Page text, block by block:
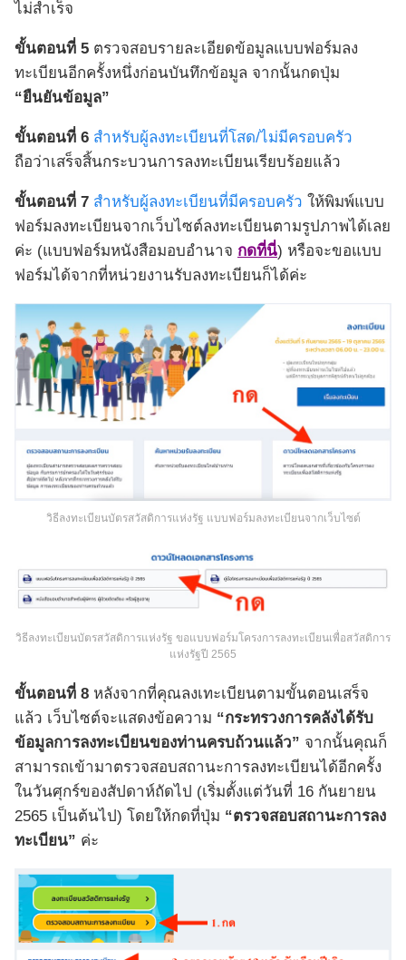
ไม่สำเร็จ
ขั้นตอนที่ 5 ตรวจสอบรายละเอียดข้อมูลแบบฟอร์มลง
ทะเบียนอีกครั้งหนึ่งก่อนบันทึกข้อมูล จากนั้นกดปุ่ม
“ยืนยันข้อมูล”
ขั้นตอนที่ 6 สำหรับผู้ลงทะเบียนที่โสด/ไม่มีครอบครัว
ถือว่าเสร็จสิ้นกระบวนการลงทะเบียนเรียบร้อยแล้ว
ขั้นตอนที่ 7 สำหรับผู้ลงทะเบียนที่มีครอบครัว ให้พิมพ์แบบ
ฟอร์มลงทะเบียนจากเว็บไซต์ลงทะเบียนตามรูปภาพได้เลย
ค่ะ (แบบฟอร์มหนังสือมอบอำนาจ กดที่นี่) หรือจะขอแบบ
ฟอร์มได้จากที่หน่วยงานรับลงทะเบียนก็ได้ค่ะ
วิธีลงทะเบียนบัตรสวัสดิการแห่งรัฐ แบบฟอร์มลงทะเบียนจากเว็บไซต์
วิธีลงทะเบียนบัตรสวัสดิการแห่งรัฐ ขอแบบฟอร์มโครงการลงทะเบียนเพื่อสวัสดิการ
แห่งรัฐปี 2565
ขั้นตอนที่ 8 หลังจากที่คุณลงเทะเบียนตามขั้นตอนเสร็จ
แล้ว เว็บไซต์จะแสดงข้อความ “กระทรวงการคลังได้รับ
ข้อมูลการลงทะเบียนของท่านครบถ้วนแล้ว” จากนั้นคุณก็
สามารถเข้ามาตรวจสอบสถานะการลงทะเบียนได้อีกครั้ง
ในวันศุกร์ของสัปดาห์ถัดไป (เริ่มตั้งแต่วันที่ 16 กันยายน
2565 เป็นต้นไป) โดยให้กดที่ปุ่ม “ตรวจสอบสถานะการลง
ทะเบียน” ค่ะ